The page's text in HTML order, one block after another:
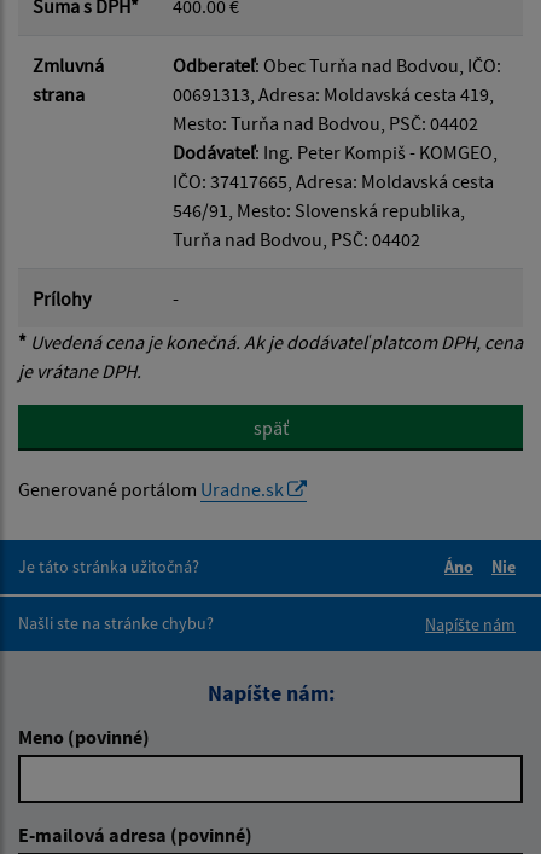
Suma s DPH* 400.00 €
Zmluvná
strana
Odberateľ: Obec Turňa nad Bodvou, IČO:
00691313, Adresa: Moldavská cesta 419,
Mesto: Turňa nad Bodvou, PSČ: 04402
Dodávateľ: Ing. Peter Kompiš - KOMGEO,
IČO: 37417665, Adresa: Moldavská cesta
546/91, Mesto: Slovenská republika,
Turňa nad Bodvou, PSČ: 04402
Prílohy
-
* Uvedená cena je konečná. Ak je dodávateľ platcom DPH, cena
je vrátane DPH.
späť
Generované portálom Uradne.sk
Je táto stránka užitočná?
Áno
Nie
Našli ste na stránke chybu?
Napíšte nám
Napíšte nám:
Meno (povinné)
E-mailová adresa (povinné)